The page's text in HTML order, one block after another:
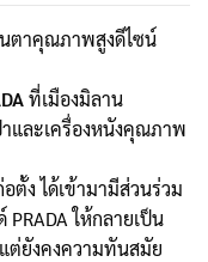
ตาคุณภาพสูงดีไซน์
ที่เมืองมิลาน
และเครื่องหนังคุณภาพ
ตั้ง ได้เข้ามามีส่วนร่วม
ให้กลายเป็น
ต่ยังคงความทันสมัย